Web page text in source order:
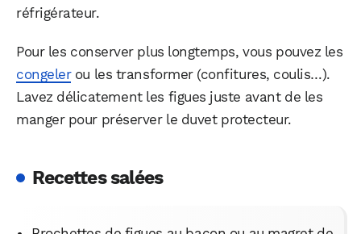
réfrigérateur.
Pour les conserver plus longtemps, vous pouvez les
congelerou les transformer (confitures, coulis…).
Lavez délicatement les figues juste avant de les
manger pour préserver le duvet protecteur.
Recettes salées